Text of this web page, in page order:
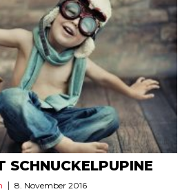
SCHNUCKELPUPINE
8. November 2016